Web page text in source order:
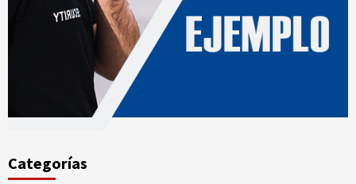
Categorías